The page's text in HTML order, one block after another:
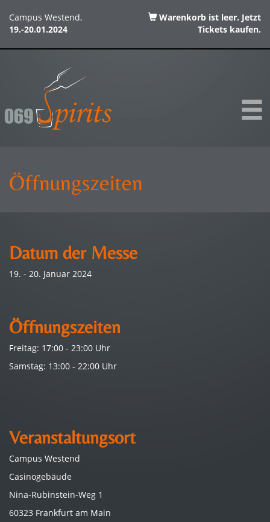
Campus Westend,
19.-20.01.2024
Warenkorb ist leer. Jetzt
Tickets kaufen.
Öffnungszeiten
Datum der Messe
19. - 20. Januar 2024
Öffnungszeiten
Freitag: 17:00 - 23:00 Uhr
Samstag: 13:00 - 22:00 Uhr
Veranstaltungsort
Campus Westend
Casinogebäude
Nina-Rubinstein-Weg 1
60323 Frankfurt am Main